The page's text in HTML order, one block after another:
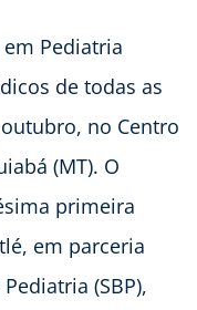
Pediatria
de todas as
no Centro
(MT). O
primeira
em parceria
(SBP),